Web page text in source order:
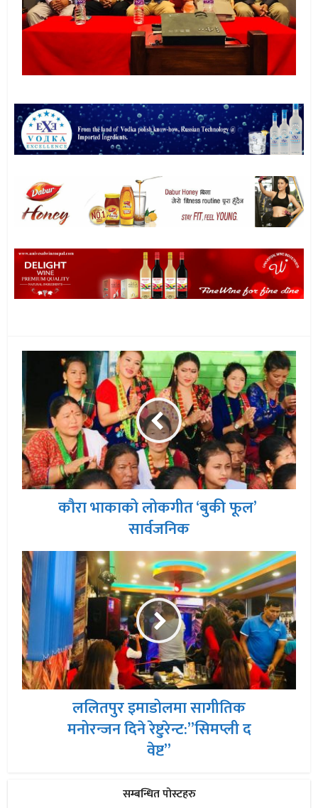
कौरा भाकाको लोकगीत ‘बुकी फूल’
सार्वजनिक
ललितपुर इमाडोलमा सागीतिक
मनोरन्जन दिने रेष्टुरेन्ट:”सिमप्ली द
वेष्ट”
सम्बन्धित पोस्टहरु